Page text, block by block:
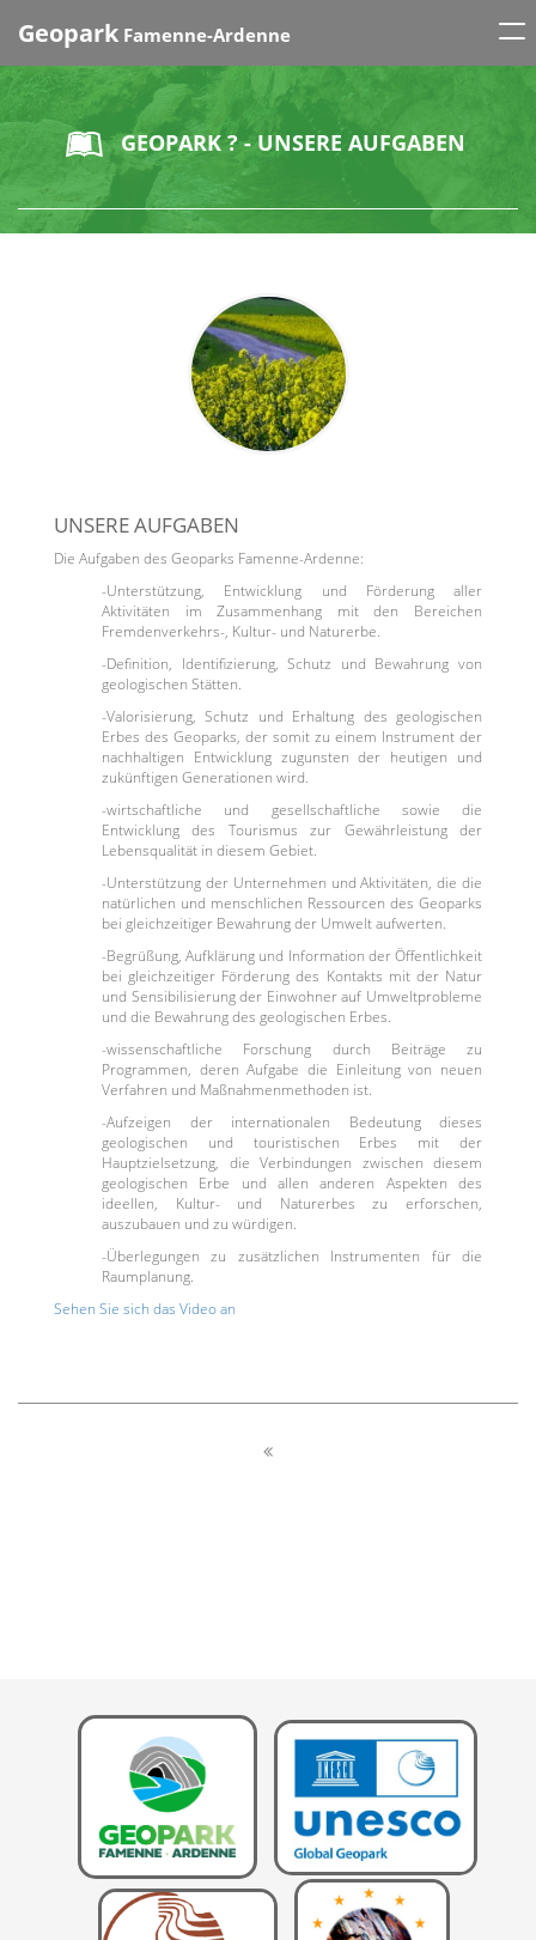
Geopark Famenne-Ardenne
GEOPARK ? - UNSERE AUFGABEN
UNSERE AUFGABEN
Die Aufgaben des Geoparks Famenne-Ardenne:
-Unterstützung, Entwicklung und Förderung aller
Aktivitäten im Zusammenhang mit den Bereichen
Fremdenverkehrs-, Kultur- und Naturerbe.
-Definition, Identifizierung, Schutz und Bewahrung von
geologischen Stätten.
-Valorisierung, Schutz und Erhaltung des geologischen
Erbes des Geoparks, der somit zu einem Instrument der
nachhaltigen Entwicklung zugunsten der heutigen und
zukünftigen Generationen wird.
-wirtschaftliche und gesellschaftliche sowie die
Entwicklung des Tourismus zur Gewährleistung der
Lebensqualität in diesem Gebiet.
-Unterstützung der Unternehmen und Aktivitäten, die die
natürlichen und menschlichen Ressourcen des Geoparks
bei gleichzeitiger Bewahrung der Umwelt aufwerten.
-Begrüßung, Aufklärung und Information der Öffentlichkeit
bei gleichzeitiger Förderung des Kontakts mit der Natur
und Sensibilisierung der Einwohner auf Umweltprobleme
und die Bewahrung des geologischen Erbes.
-wissenschaftliche Forschung durch Beiträge zu
Programmen, deren Aufgabe die Einleitung von neuen
Verfahren und Maßnahmenmethoden ist.
-Aufzeigen der internationalen Bedeutung dieses
geologischen und touristischen Erbes mit der
Hauptzielsetzung, die Verbindungen zwischen diesem
geologischen Erbe und allen anderen Aspekten des
ideellen, Kultur- und Naturerbes zu erforschen,
auszubauen und zu würdigen.
-Überlegungen zu zusätzlichen Instrumenten für die
Raumplanung.
Sehen Sie sich das Video an